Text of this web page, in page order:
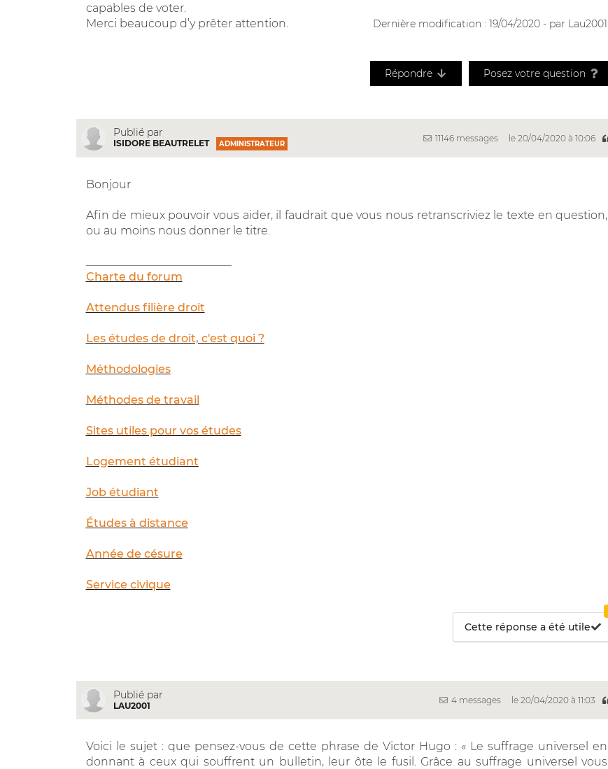
capables de voter.
Merci beaucoup d’y prêter attention.
Dernière modification : 19/04/2020 - par Lau2001
Répondre Posez votre question
Publié par
ISIDORE BEAUTRELET ADMINISTRATEUR
11146 messages le 20/04/2020 à 10:06
Bonjour
Afin de mieux pouvoir vous aider, il faudrait que vous nous retranscriviez le texte en question,
ou au moins nous donner le titre.
Charte du forum
Attendus filière droit
Les études de droit, c'est quoi ?
Méthodologies
Méthodes de travail
Sites utiles pour vos études
Logement étudiant
Job étudiant
Études à distance
Année de césure
Service civique
Cette réponse a été utile
Publié par
LAU2001
4 messages le 20/04/2020 à 11:03
Voici le sujet : que pensez-vous de cette phrase de Victor Hugo : « Le suffrage universel en
donnant à ceux qui souffrent un bulletin, leur ôte le fusil. Grâce au suffrage universel vous